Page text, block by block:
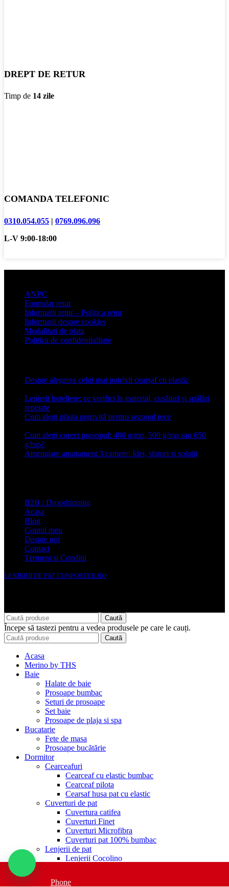
DREPT DE RETUR
Timp de 14 zile
COMANDA TELEFONIC
0310.054.055 | 0769.096.096
L-V 9:00-18:00
ANPC
Formular retur
Informatii retur – Politica retur
Informatii despre cookies
Modalitati de plata
Politica de confidentialitate
Despre alegerea celui mai potrivit cearșaf cu elastic
Lenjerii hoteliere: ce verifici la material, cusături și spălări
repetate
Cum alegi pilota potrivită pentru sezonul rece
Cum alegi corect prosopul: 400 g/mp, 500 g/mp sau 650
g/mp?
Amenajare apartament 3 camere: Idei, sfaturi si solutii
B2B / Dropshipping
Acasa
Blog
Contul meu
Despre noi
Contact
Termeni si Conditii
LENJERII DE PAT CONFORTER.RO
Caută
Începe să tastezi pentru a vedea produsele pe care le cauți.
Caută
Acasa
Merino by THS
Baie
Halate de baie
Prosoape bumbac
Seturi de prosoape
Set baie
Prosoape de plaja si spa
Bucatarie
Fete de masa
Prosoape bucătărie
Dormitor
Cearceafuri
Cearceaf cu elastic bumbac
Cearceaf pilota
Cearsaf husa pat cu elastic
Cuverturi de pat
Cuvertura catifea
Cuverturi Finet
Cuverturi Microfibra
Cuverturi pat 100% bumbac
Lenjerii de pat
Lenjerii Cocolino
Phone